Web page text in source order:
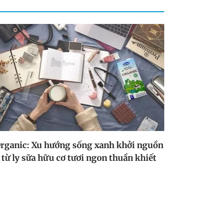
Xu hướng sống xanh khởi nguồn
từ ly sữa hữu cơ tươi ngon thuần khiết